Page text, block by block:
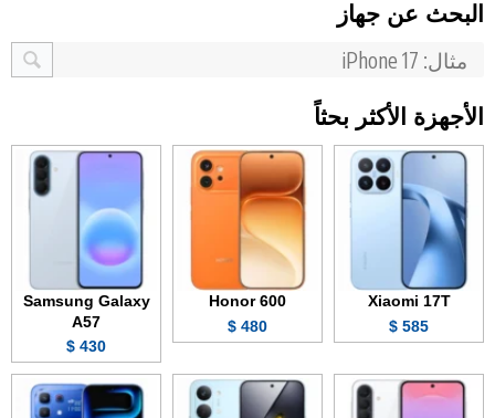
البحث عن جهاز
الأجهزة الأكثر بحثاً
Xiaomi 17T
585 $
Honor 600
480 $
Samsung Galaxy
A57
430 $